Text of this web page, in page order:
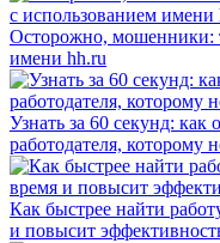
Осторожно, мошенники:
имени hh.ru
Узнать за 60 секунд:
работодателя, которому
Как быстрее найти
и повысит